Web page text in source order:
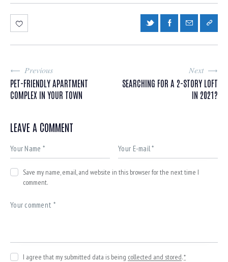
Previous
PET-FRIENDLY APARTMENT
COMPLEX IN YOUR TOWN
Next
SEARCHING FOR A 2-STORY LOFT
IN 2021?
LEAVE A COMMENT
Save my name, email, and website in this browser for the next time I
comment.
I agree that my submitted data is being collected and stored.*